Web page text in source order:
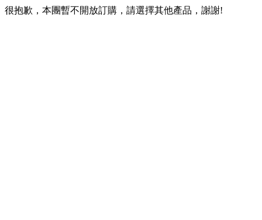
很抱歉，本團暫不開放訂購，請選擇其他產品，謝謝!